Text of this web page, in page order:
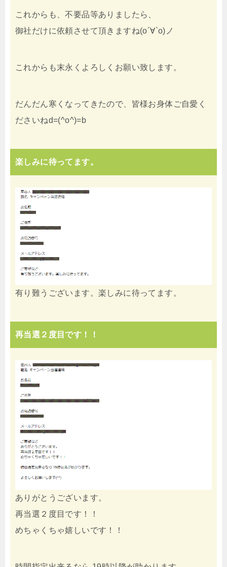
これからも、不要品等ありましたら、
御社だけに依頼させて頂きますね(о´∀`о)ノ
これからも末永くよろしくお願い致します。
だんだん寒くなってきたので、皆様お身体ご自愛く
ださいねd=(^o^)=b
楽しみに待ってます。
有り難うございます。楽しみに待ってます。
再当選２度目です！！
ありがとうございます。
再当選２度目です！！
めちゃくちゃ嬉しいです！！